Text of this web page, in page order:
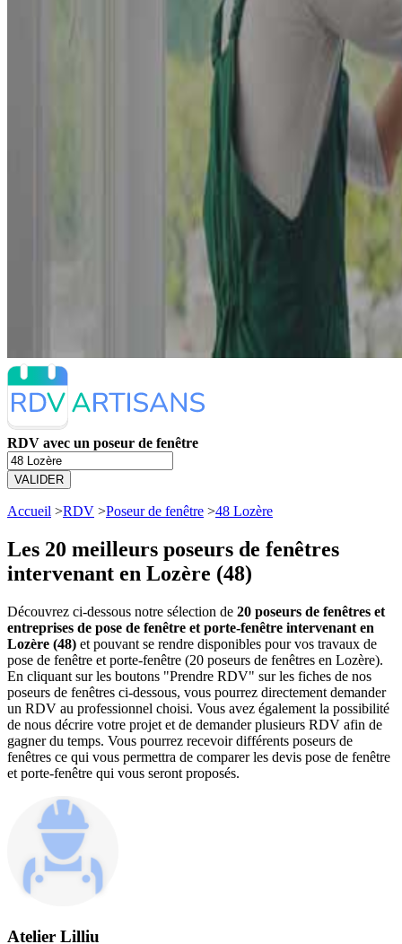
RDV avec un poseur de fenêtre
VALIDER
Accueil >RDV >Poseur de fenêtre >48 Lozère
Les 20 meilleurs poseurs de fenêtres
intervenant en Lozère (48)
Découvrez ci-dessous notre sélection de 20 poseurs de fenêtres et
entreprises de pose de fenêtre et porte-fenêtre intervenant en
Lozère (48) et pouvant se rendre disponibles pour vos travaux de
pose de fenêtre et porte-fenêtre (20 poseurs de fenêtres en Lozère).
En cliquant sur les boutons "Prendre RDV" sur les fiches de nos
poseurs de fenêtres ci-dessous, vous pourrez directement demander
un RDV au professionnel choisi. Vous avez également la possibilité
de nous décrire votre projet et de demander plusieurs RDV afin de
gagner du temps. Vous pourrez recevoir différents poseurs de
fenêtres ce qui vous permettra de comparer les devis pose de fenêtre
et porte-fenêtre qui vous seront proposés.
Atelier Lilliu